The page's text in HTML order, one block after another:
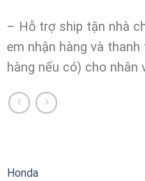
– Hỗ trợ ship tận nhà
em nhận hàng và
hàng nếu có) cho nhân
Honda